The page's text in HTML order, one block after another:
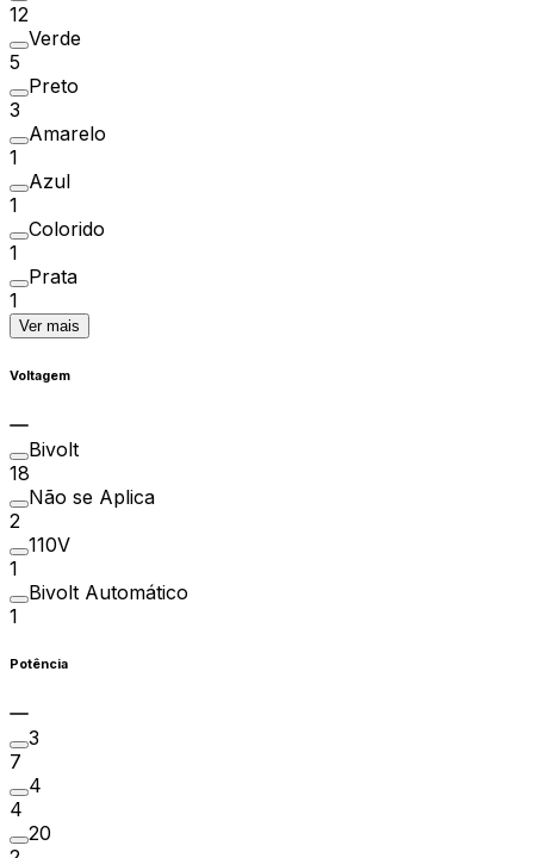
12
Verde
5
Preto
3
Amarelo
1
Azul
1
Colorido
1
Prata
1
Ver mais
Voltagem
Bivolt
18
Não se Aplica
2
110V
1
Bivolt Automático
1
Potência
3
7
4
4
20